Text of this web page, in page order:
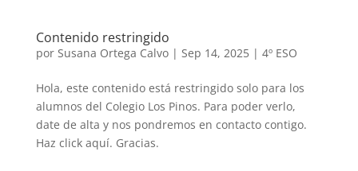
Contenido restringido
por Susana Ortega Calvo| Sep 14, 2025| 4º ESO
Hola, este contenido está restringido solo para los
alumnos del Colegio Los Pinos. Para poder verlo,
date de alta y nos pondremos en contacto contigo.
Haz click aquí. Gracias.